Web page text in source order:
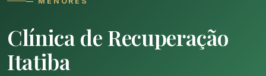
Clínica de Recuperação
Itatiba